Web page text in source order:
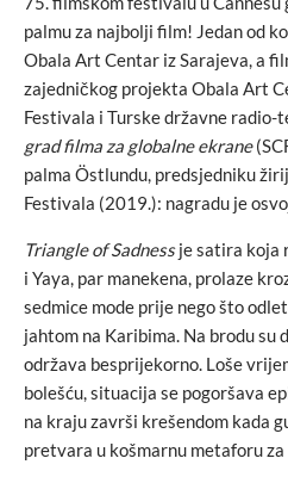
palmu za najbolji film! Jedan od
Obala Art Centar iz Sarajeva, a
zajedničkog projekta Obala Art
Festivala i Turske državne radio-
grad filma za globalne ekrane
palma Östlundu, predsjedniku
Festivala (2019.): nagradu je
Triangle of Sadnessje satira koja
i Yaya, par manekena, prolaze
sedmice mode prije nego što
jahtom na Karibima. Na brodu su
održava besprijekorno. Loše
bolešću, situacija se pogoršava
na kraju završi krešendom kada
pretvara u košmarnu metaforu